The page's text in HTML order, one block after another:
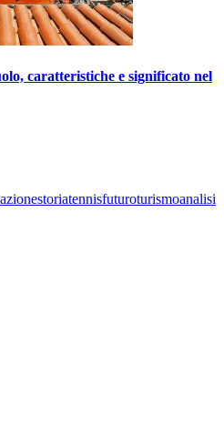
caratteristiche e significato nel
storiatennisfuturoturismoanalisi